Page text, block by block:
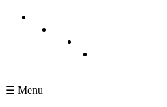
Pasar al contenido principal
☰ Menu